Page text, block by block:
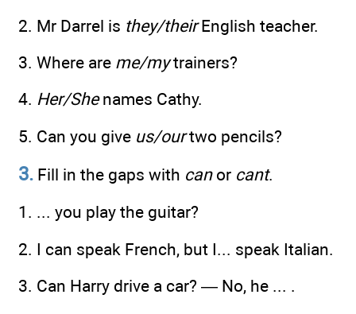
2. Mr Darrel is they/theirEnglish teacher.
3. Where are me/mytrainers?
4. Her/Shenames Cathy.
5. Can you give us/ourtwo pencils?
3. Fill in the gaps with canor cant.
1. ... you play the guitar?
2. I can speak French, but I... speak Italian.
3. Can Harry drive a car? — No, he ... .